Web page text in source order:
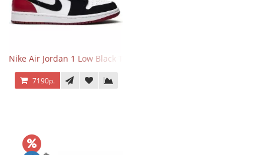
Nike Air Jordan 1 Low Black Toe
7190р.